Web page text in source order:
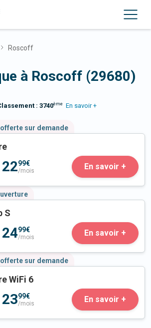
Roscoff
à Roscoff (29680)
: 3740ème En savoir +
sur demande
2299€
/mois En savoir +
S
2499€
/mois En savoir +
sur demande
WiFi 6
2399€
/mois En savoir +